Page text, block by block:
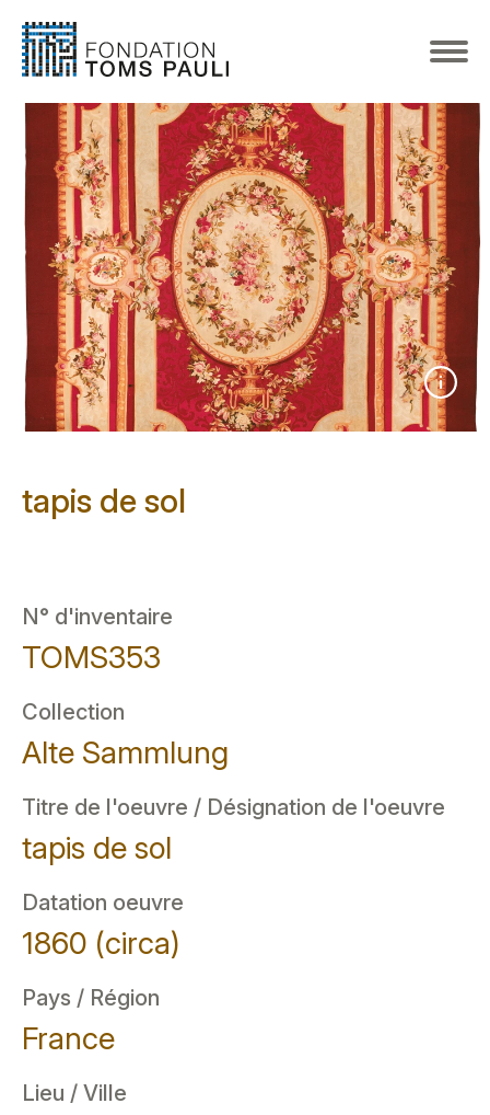
tapis de sol
N° d'inventaire
TOMS353
Collection
Alte Sammlung
Titre de l'oeuvre / Désignation de l'oeuvre
tapis de sol
Datation oeuvre
1860 (circa)
Pays / Région
France
Lieu / Ville